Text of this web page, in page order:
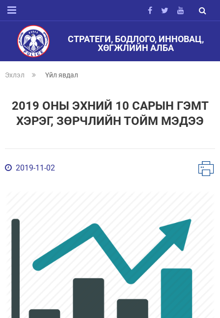
СТРАТЕГИ, БОДЛОГО, ИННОВАЦ,
ХӨГЖЛИЙН АЛБА
Эхлэл Үйл явдал
2019 ОНЫ ЭХНИЙ 10 САРЫН ГЭМТ
ХЭРЭГ, ЗӨРЧЛИЙН ТОЙМ МЭДЭЭ
2019-11-02